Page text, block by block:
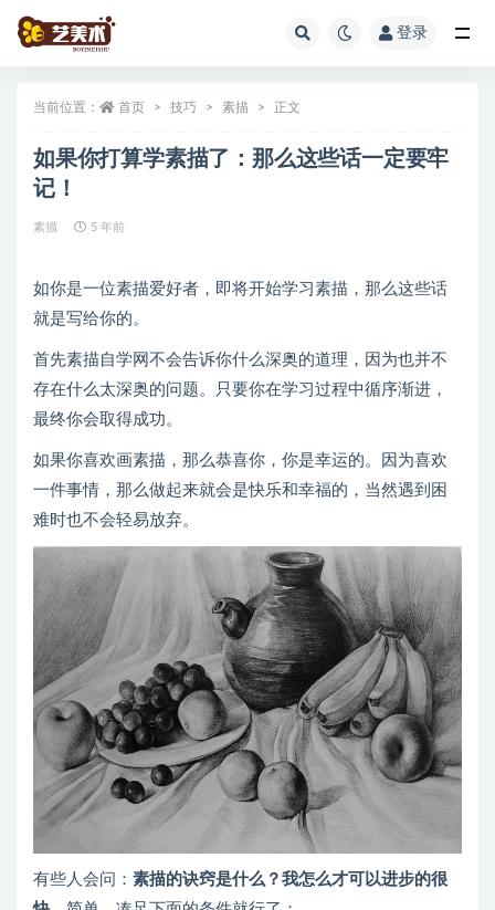
登录
当前位置： 首页 技巧 素描 正文
如果你打算学素描了：那么这些话一定要牢
记！
素描 5 年前
如你是一位素描爱好者，即将开始学习素描，那么这些话
就是写给你的。
首先素描自学网不会告诉你什么深奥的道理，因为也并不
存在什么太深奥的问题。只要你在学习过程中循序渐进，
最终你会取得成功。
如果你喜欢画素描，那么恭喜你，你是幸运的。因为喜欢
一件事情，那么做起来就会是快乐和幸福的，当然遇到困
难时也不会轻易放弃。
有些人会问： 素描的诀窍是什么？我怎么才可以进步的很